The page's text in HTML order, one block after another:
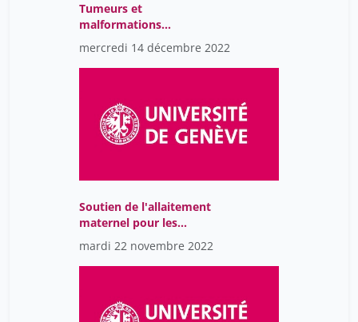
Tumeurs et
malformations
vasculaires
mercredi 14 décembre 2022
Soutien de l'allaitement
maternel pour les
nouveau-nées à risques:
Une stratégie "3L" pour
une médecine "4p"
mardi 22 novembre 2022